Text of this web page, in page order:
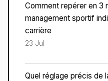
Comment repérer en 3
management sportif
carrière
23 Jul
Quel réglage précis de